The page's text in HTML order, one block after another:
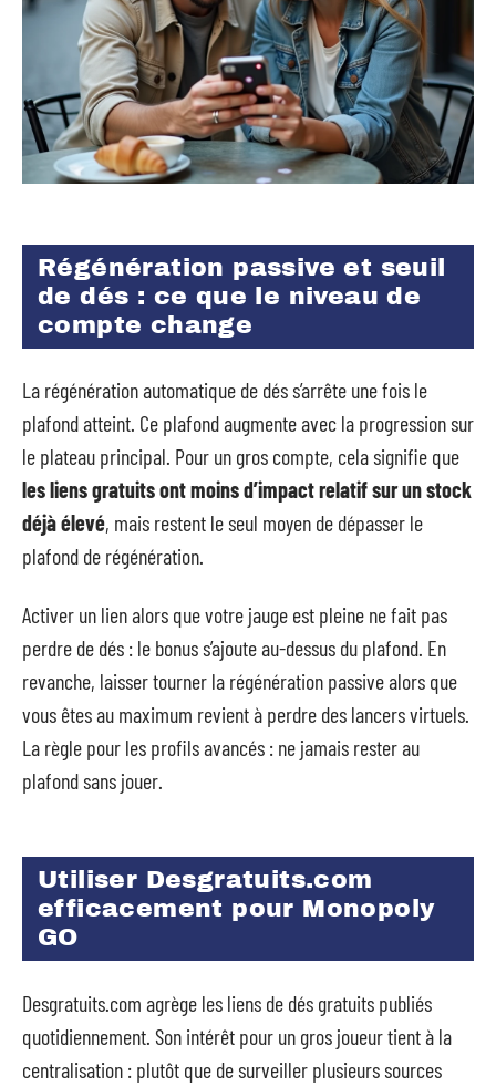
Régénération passive et seuil
de dés : ce que le niveau de
compte change
La régénération automatique de dés s’arrête une fois le
plafond atteint. Ce plafond augmente avec la progression sur
le plateau principal. Pour un gros compte, cela signifie que
les liens gratuits ont moins d’impact relatif sur un stock
déjà élevé, mais restent le seul moyen de dépasser le
plafond de régénération.
Activer un lien alors que votre jauge est pleine ne fait pas
perdre de dés : le bonus s’ajoute au-dessus du plafond. En
revanche, laisser tourner la régénération passive alors que
vous êtes au maximum revient à perdre des lancers virtuels.
La règle pour les profils avancés : ne jamais rester au
plafond sans jouer.
Utiliser Desgratuits.com
efficacement pour Monopoly
GO
Desgratuits.com agrège les liens de dés gratuits publiés
quotidiennement. Son intérêt pour un gros joueur tient à la
centralisation : plutôt que de surveiller plusieurs sources